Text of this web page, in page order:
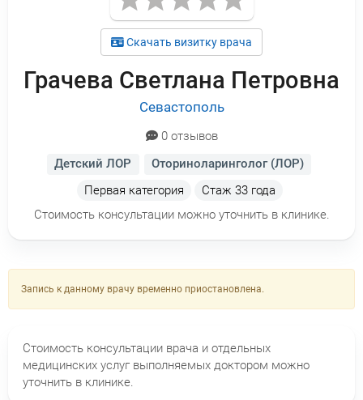
Скачать визитку врача
Грачева Светлана Петровна
Севастополь
0 отзывов
Детский ЛОР
Оториноларинголог (ЛОР)
Первая категория
Стаж 33 года
Стоимость консультации можно уточнить в клинике.
Запись к данному врачу временно приостановлена.
Стоимость консультации врача и отдельных
медицинских услуг выполняемых доктором можно
уточнить в клинике.